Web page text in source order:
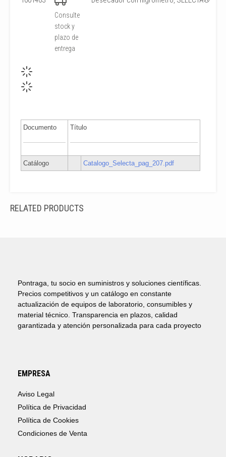
Consulte
stock y
plazo de
entrega
Documento Título
Catálogo Catalogo_Selecta_pag_207.pdf
RELATED PRODUCTS
Pontraga, tu socio en suministros y soluciones científicas.
Precios competitivos y un catálogo en constante
actualización de equipos de laboratorio, consumibles y
material técnico. Transparencia en plazos, calidad
garantizada y atención personalizada para cada proyecto
EMPRESA
Aviso Legal
Política de Privacidad
Política de Cookies
Condiciones de Venta